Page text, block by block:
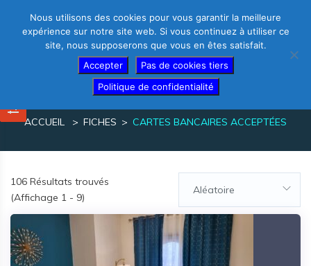
Fiches
ACCUEIL FICHES CARTES BANCAIRES ACCEPTÉES
106 Résultats trouvés
(Affichage 1 - 9)
Aléatoire
Nous utilisons des cookies pour vous garantir la meilleure
expérience sur notre site web. Si vous continuez à utiliser ce
site, nous supposerons que vous en êtes satisfait.
Accepter
Pas de cookies tiers
Politique de confidentialité